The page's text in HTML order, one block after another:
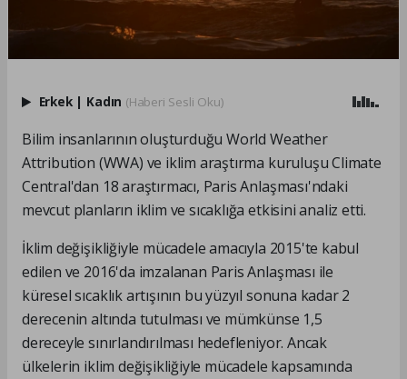
Erkek | Kadın (Haberi Sesli Oku)
Bilim insanlarının oluşturduğu World Weather
Attribution (WWA) ve iklim araştırma kuruluşu Climate
Central'dan 18 araştırmacı, Paris Anlaşması'ndaki
mevcut planların iklim ve sıcaklığa etkisini analiz etti.
İklim değişikliğiyle mücadele amacıyla 2015'te kabul
edilen ve 2016'da imzalanan Paris Anlaşması ile
küresel sıcaklık artışının bu yüzyıl sonuna kadar 2
derecenin altında tutulması ve mümkünse 1,5
dereceyle sınırlandırılması hedefleniyor. Ancak
ülkelerin iklim değişikliğiyle mücadele kapsamında